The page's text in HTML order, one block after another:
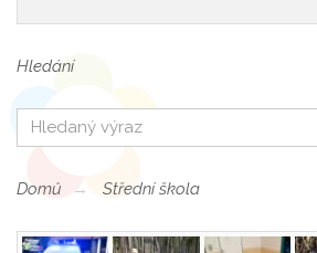
Hledání
Domů Střední škola